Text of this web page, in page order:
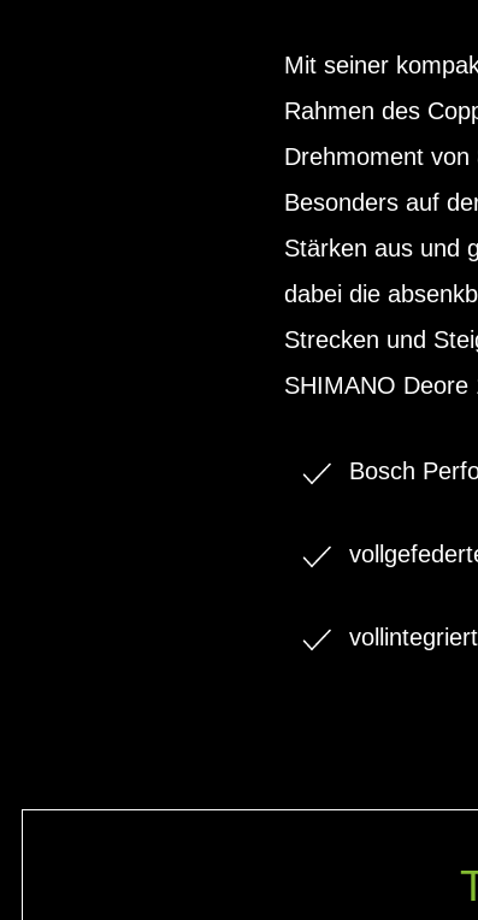
Mit seiner
Rahmen des
Drehmoment
Besonders auf
Stärken aus und
dabei die
Strecken und
SHIMANO
Bosch